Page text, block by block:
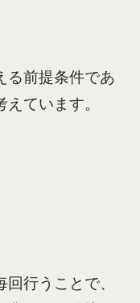
る前提条件であ
ています。
行うことで、